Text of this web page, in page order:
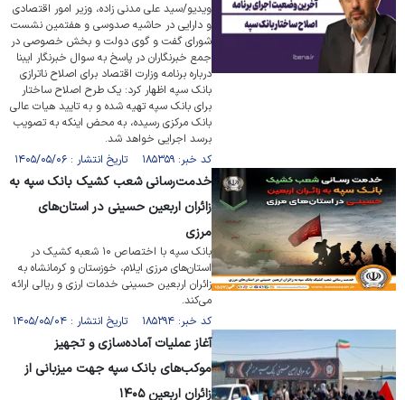
ویدیو/سید علی مدنی زاده، وزیر امور اقتصادی
و دارایی در حاشیه صدوسی و هفتمین نشست
شورای گفت و گوی دولت و بخش خصوصی در
جمع خبرنگاران در پاسخ به سوال خبرنگار ایبنا
درباره برنامه وزارت اقتصاد برای اصلاح ناترازی
بانک سپه اظهار کرد: یک طرح اصلاح ساختار
برای بانک سپه تهیه شده و به تایید هیات عالی
بانک مرکزی رسیده، به محض اینکه به تصویب
برسد اجرایی خواهد شد.
کد خبر: ۱۸۵۳۵۹ تاریخ انتشار : ۱۴۰۵/۰۵/۰۶
خدمت‌رسانی شعب کشیک بانک سپه به
زائران اربعین حسینی در استان‌های
مرزی
بانک سپه با اختصاص ۱۰ شعبه کشیک در
استان‌های مرزی ایلام، خوزستان و کرمانشاه به
زائران اربعین حسینی خدمات ارزی و ریالی ارائه
می‌کند.
کد خبر: ۱۸۵۲۹۴ تاریخ انتشار : ۱۴۰۵/۰۵/۰۴
آغاز عملیات آماده‌سازی و تجهیز
موکب‌های بانک سپه جهت میزبانی از
زائران اربعین ۱۴۰۵